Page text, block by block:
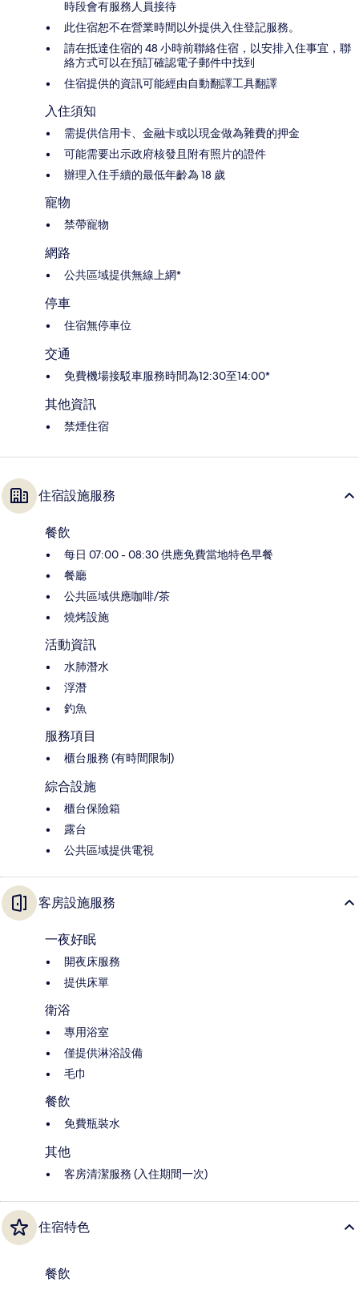
時段會有服務人員接待
此住宿恕不在營業時間以外提供入住登記服務。
請在抵達住宿的 48 小時前聯絡住宿，以安排入住事宜，聯
絡方式可以在預訂確認電子郵件中找到
住宿提供的資訊可能經由自動翻譯工具翻譯
入住須知
需提供信用卡、金融卡或以現金做為雜費的押金
可能需要出示政府核發且附有照片的證件
辦理入住手續的最低年齡為 18 歲
寵物
禁帶寵物
網路
公共區域提供無線上網*
停車
住宿無停車位
交通
免費機場接駁車服務時間為12:30至14:00*
其他資訊
禁煙住宿
住宿設施服務
餐飲
每日 07:00 - 08:30 供應免費當地特色早餐
餐廳
公共區域供應咖啡/茶
燒烤設施
活動資訊
水肺潛水
浮潛
釣魚
服務項目
櫃台服務 (有時間限制)
綜合設施
櫃台保險箱
露台
公共區域提供電視
客房設施服務
一夜好眠
開夜床服務
提供床單
衛浴
專用浴室
僅提供淋浴設備
毛巾
餐飲
免費瓶裝水
其他
客房清潔服務 (入住期間一次)
住宿特色
餐飲